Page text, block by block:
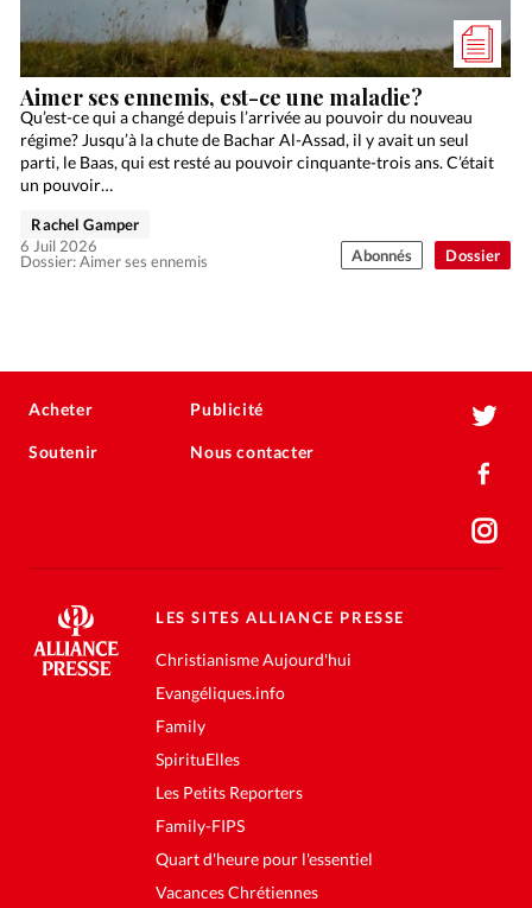
Dossier
Aimer ses ennemis, est-ce une maladie?
Qu’est-ce qui a changé depuis l’arrivée au pouvoir du nouveau
régime? Jusqu’à la chute de Bachar Al-Assad, il y avait un seul
parti, le Baas, qui est resté au pouvoir cinquante-trois ans. C’était
un pouvoir…
Dossier: Aimer ses ennemis
Rachel Gamper
6 Juil 2026
Abonnés
Acheter
Soutenir
Publicité
Nous contacter
LES SITES ALLIANCE PRESSE
Christianisme Aujourd'hui
Evangéliques.info
Family
SpirituElles
Les Petits Reporters
Family-FIPS
Quart d'heure pour l'essentiel
Vacances Chrétiennes